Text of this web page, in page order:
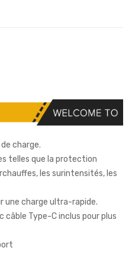
charge.
telles que la protection
les surintensités, les
une charge ultra-rapide.
Type-C inclus pour plus